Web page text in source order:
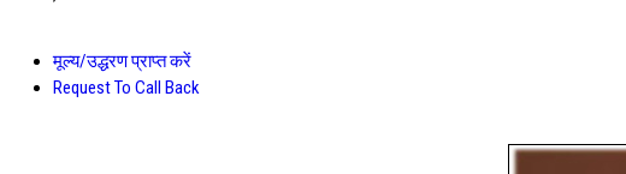
मूल्य/उद्धरण प्राप्त करें
Request To Call Back